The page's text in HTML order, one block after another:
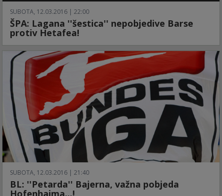
SUBOTA, 12.03.2016 | 22:00
ŠPA: Lagana ''šestica'' nepobjedive Barse
protiv Hetafea!
SUBOTA, 12.03.2016 | 21:40
BL: ''Petarda'' Bajerna, važna pobjeda